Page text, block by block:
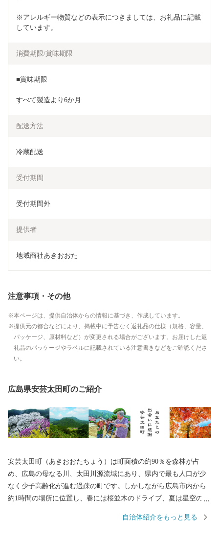
※アレルギー物質などの表示につきましては、お礼品に記載
しています。
消費期限/賞味期限
■賞味期限
すべて製造より6か月
配送方法
冷蔵配送
受付期間
受付期間外
提供者
地域商社あきおおた
注意事項・その他
本ページは、提供自治体からの情報に基づき、作成しています。
提供元の都合などにより、掲載中に予告なく返礼品の仕様（規格、容量、
パッケージ、原材料など）が変更される場合がございます。お届けした返
礼品のパッケージやラベルに記載されている注意書きなどをご確認くださ
い。
広島県安芸太田町のご紹介
安芸太田町（あきおおたちょう）は町面積の約90％を森林が占
め、広島の母なる川、太田川源流域にあり、県内で最も人口が少
なく少子高齢化が進む過疎の町です。しかしながら広島市内から
約1時間の場所に位置し、春には桜並木のドライブ、夏は星空のよ
色。四季折々、里山の風景があふれています。ぷらっと寄りたく
自治体紹介をもっと見る